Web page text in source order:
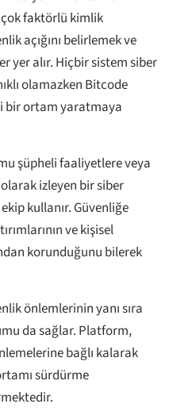
faktörlü kimlik
açığını belirlemek ve
yer alır. Hiçbir sistem siber
olamazken Bitcode
bir ortam yaratmaya
şüpheli faaliyetlere veya
izleyen bir siber
kullanır. Güvenliğe
ve kişisel
korunduğunu bilerek
önlemlerinin yanı sıra
da sağlar. Platform,
bağlı kalarak
sürdürme